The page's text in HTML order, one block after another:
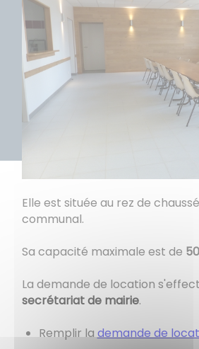
Elle est située au rez de
communal.
Sa capacité maximale est de
La demande de location
secrétariat de mairie.
Remplir lademande de